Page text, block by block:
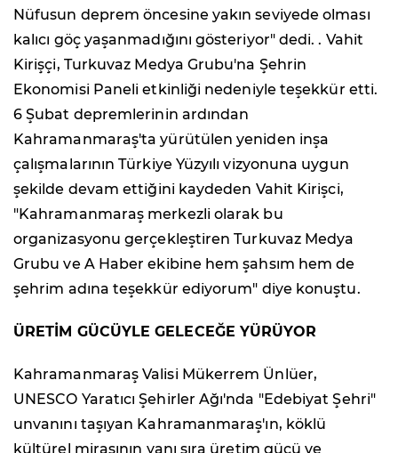
Nüfusun deprem öncesine yakın seviyede olması
kalıcı göç yaşanmadığını gösteriyor" dedi. . Vahit
Kirişçi, Turkuvaz Medya Grubu'na Şehrin
Ekonomisi Paneli etkinliği nedeniyle teşekkür etti.
6 Şubat depremlerinin ardından
Kahramanmaraş'ta yürütülen yeniden inşa
çalışmalarının Türkiye Yüzyılı vizyonuna uygun
şekilde devam ettiğini kaydeden Vahit Kirişci,
"Kahramanmaraş merkezli olarak bu
organizasyonu gerçekleştiren Turkuvaz Medya
Grubu ve A Haber ekibine hem şahsım hem de
şehrim adına teşekkür ediyorum" diye konuştu.
ÜRETİM GÜCÜYLE GELECEĞE YÜRÜYOR
Kahramanmaraş Valisi Mükerrem Ünlüer,
UNESCO Yaratıcı Şehirler Ağı'nda "Edebiyat Şehri"
unvanını taşıyan Kahramanmaraş'ın, köklü
kültürel mirasının yanı sıra üretim gücü ve